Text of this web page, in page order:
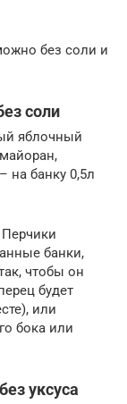
без соли и
соли
яблочный
на банку 0,5л
банки,
чтобы он
будет
или
бока или
уксуса